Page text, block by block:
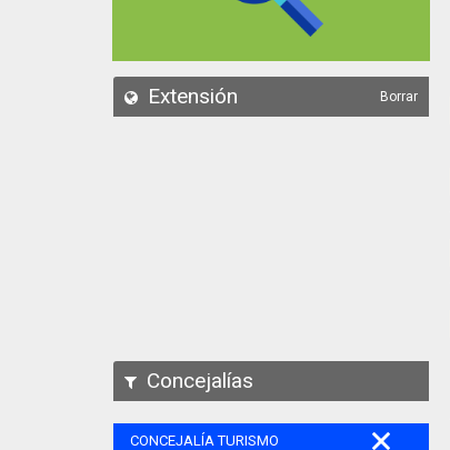
Extensión Borrar
Concejalías
CONCEJALÍA TURISMO